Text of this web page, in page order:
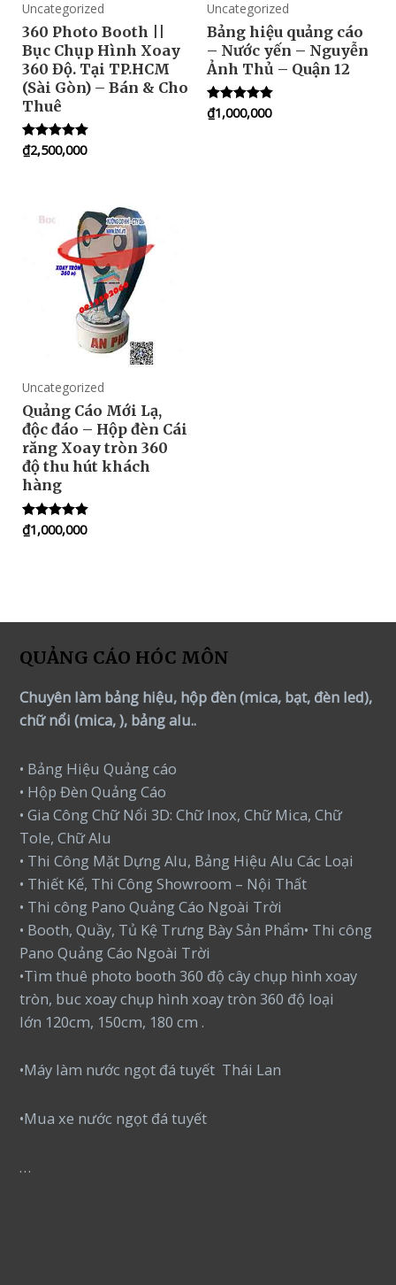
Uncategorized
360 Photo Booth ||
Bục Chụp Hình Xoay
360 Độ. Tại TP.HCM
(Sài Gòn) – Bán & Cho
Thuê
Rated
5.00
₫2,500,000
Uncategorized
Bảng hiệu quảng cáo
– Nước yến – Nguyễn
Ảnh Thủ – Quận 12
Rated
5.00
₫1,000,000
Uncategorized
Quảng Cáo Mới Lạ,
độc đáo – Hộp đèn Cái
răng Xoay tròn 360
độ thu hút khách
hàng
Rated
5.00
₫1,000,000
QUẢNG CÁO HÓC MÔN
Chuyên làm bảng hiệu, hộp đèn (mica, bạt, đèn led),
chữ nổi (mica, ), bảng alu..
• Bảng Hiệu Quảng cáo
• Hộp Đèn Quảng Cáo
• Gia Công Chữ Nổi 3D: Chữ Inox, Chữ Mica, Chữ
Tole, Chữ Alu
• Thi Công Mặt Dựng Alu, Bảng Hiệu Alu Các Loại
• Thiết Kế, Thi Công Showroom – Nội Thất
• Thi công Pano Quảng Cáo Ngoài Trời
• Booth, Quầy, Tủ Kệ Trưng Bày Sản Phẩm• Thi công
Pano Quảng Cáo Ngoài Trời
•Tìm thuê photo booth 360 độ cây chụp hình xoay
tròn, buc xoay chụp hình xoay tròn 360 độ loại
lớn 120cm, 150cm, 180 cm .
•Máy làm nước ngọt đá tuyết Thái Lan
•Mua xe nước ngọt đá tuyết
…